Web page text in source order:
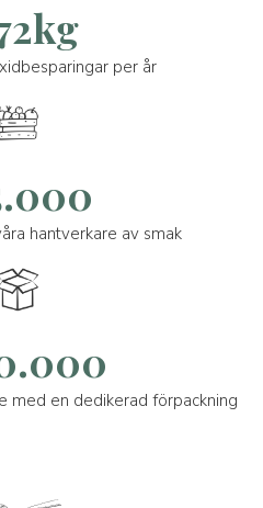
per år
hantverkare av smak
med en dedikerad förpackning